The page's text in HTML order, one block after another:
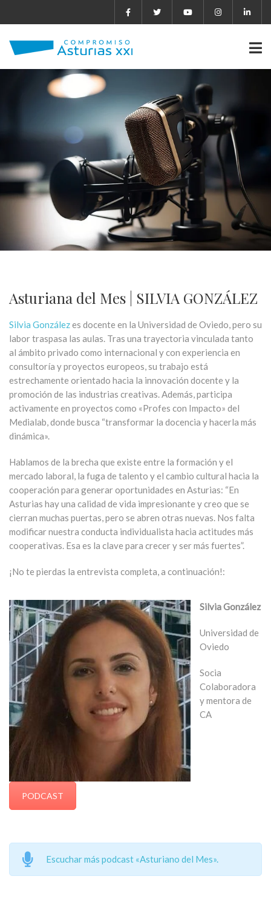
Asturiana del Mes | SILVIA GONZÁLEZ
Silvia Gonzálezes docente en la Universidad de Oviedo, pero su
labor traspasa las aulas. Tras una trayectoria vinculada tanto
al ámbito privado como internacional y con experiencia en
consultoría y proyectos europeos, su trabajo está
estrechamente orientado hacia la innovación docente y la
promoción de las industrias creativas. Además, participa
activamente en proyectos como «Profes con Impacto» del
Medialab, donde busca “transformar la docencia y hacerla más
dinámica».
Hablamos de la brecha que existe entre la formación y el
mercado laboral, la fuga de talento y el cambio cultural hacia la
cooperación para generar oportunidades en Asturias: “En
Asturias hay una calidad de vida impresionante y creo que se
cierran muchas puertas, pero se abren otras nuevas. Nos falta
modificar nuestra conducta individualista hacia actitudes más
cooperativas. Esa es la clave para crecer y ser más fuertes”.
¡No te pierdas la entrevista completa, a continuación!:
Silvia González
Universidad de
Oviedo
Socia
Colaboradora
y mentora de
CA
PODCAST
Escuchar más podcast «Asturiano del Mes».